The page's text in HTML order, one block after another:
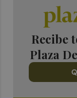
Recibe
Plaza